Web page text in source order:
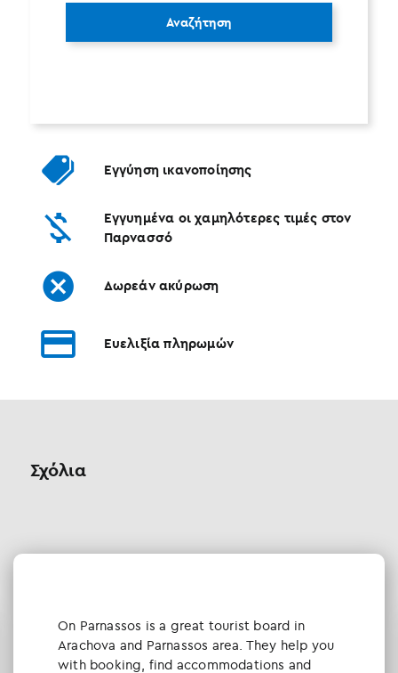
Αναζήτηση
Εγγύηση ικανοποίησης
Εγγυημένα οι χαμηλότερες τιμές στον
Παρνασσό
Δωρεάν ακύρωση
Ευελιξία πληρωμών
Σχόλια
Οn Parnassos is a great tourist board in
Arachova and Parnassos area. They help you
with booking, find accommodations and